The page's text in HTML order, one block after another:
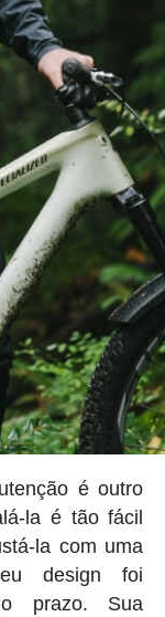
é outro
la é tão fácil
la com uma
design foi
prazo. Sua